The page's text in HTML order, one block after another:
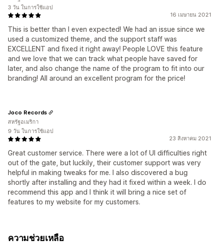
16 เมษายน 2021
This is better than I even expected! We had an issue since we
used a customized theme, and the support staff was
EXCELLENT and fixed it right away! People LOVE this feature
and we love that we can track what people have saved for
later, and also change the name of the program to fit into our
branding! All around an excellent program for the price!
3 วัน ในการใช้แอป
23 สิงหาคม 2021
Great customer service. There were a lot of UI difficulties right
out of the gate, but luckily, their customer support was very
helpful in making tweaks for me. I also discovered a bug
shortly after installing and they had it fixed within a week. I do
recommend this app and I think it will bring a nice set of
features to my website for my customers.
Joco Records
สหรัฐอเมริกา
9 วัน ในการใช้แอป
ความช่วยเหลือ